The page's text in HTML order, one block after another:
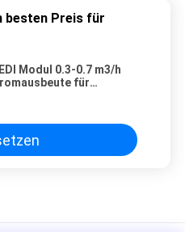
besten Preis für
Modul 0.3-0.7 m3/h
für